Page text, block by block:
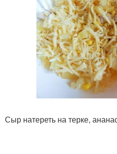
Сыр натереть на терке,